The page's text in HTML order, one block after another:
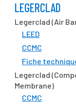
LEGERCLAD
Legerclad (Air
LEED
CCMC
Fiche
Legerclad
Membrane)
CCMC